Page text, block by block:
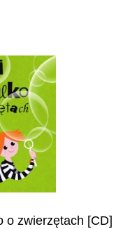
o zwierzętach [CD]